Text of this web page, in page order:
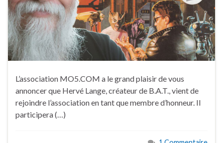
L’association MO5.COM a le grand plaisir de vous
annoncer que Hervé Lange, créateur de B.A.T., vient de
rejoindre l’association en tant que membre d’honneur. Il
participera (…)